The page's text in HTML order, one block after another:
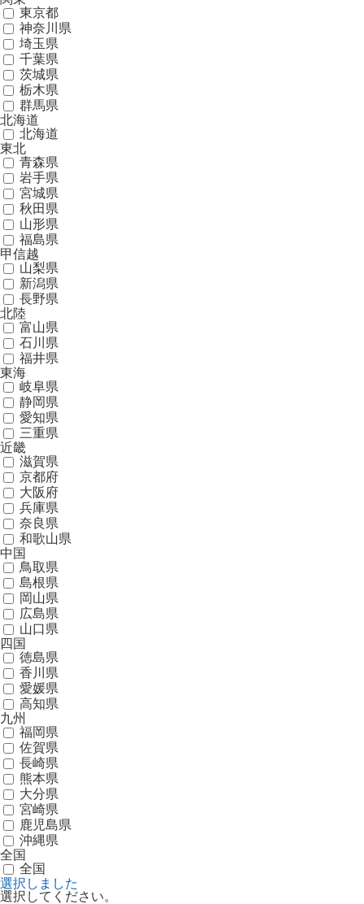
東京都
神奈川県
埼玉県
千葉県
茨城県
栃木県
群馬県
北海道
北海道
東北
青森県
岩手県
宮城県
秋田県
山形県
福島県
甲信越
山梨県
新潟県
長野県
北陸
富山県
石川県
福井県
東海
岐阜県
静岡県
愛知県
三重県
近畿
滋賀県
京都府
大阪府
兵庫県
奈良県
和歌山県
中国
鳥取県
島根県
岡山県
広島県
山口県
四国
徳島県
香川県
愛媛県
高知県
九州
福岡県
佐賀県
長崎県
熊本県
大分県
宮崎県
鹿児島県
沖縄県
全国
全国
選択しました
選択してください。